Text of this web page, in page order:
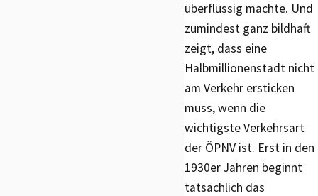
überflüssig machte. Und
zumindest ganz bildhaft
zeigt, dass eine
Halbmillionenstadt nicht
am Verkehr ersticken
muss, wenn die
wichtigste Verkehrsart
der ÖPNV ist. Erst in den
1930er Jahren beginnt
tatsächlich das